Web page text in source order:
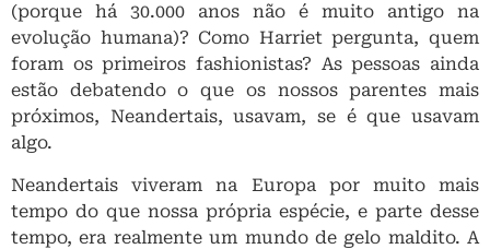
(porque há 30.000 anos não é muito antigo na
evolução humana)? Como Harriet pergunta, quem
foram os primeiros fashionistas? As pessoas ainda
estão debatendo o que os nossos parentes mais
próximos, Neandertais, usavam, se é que usavam
algo.
Neandertais viveram na Europa por muito mais
tempo do que nossa própria espécie, e parte desse
tempo, era realmente um mundo de gelo maldito. A